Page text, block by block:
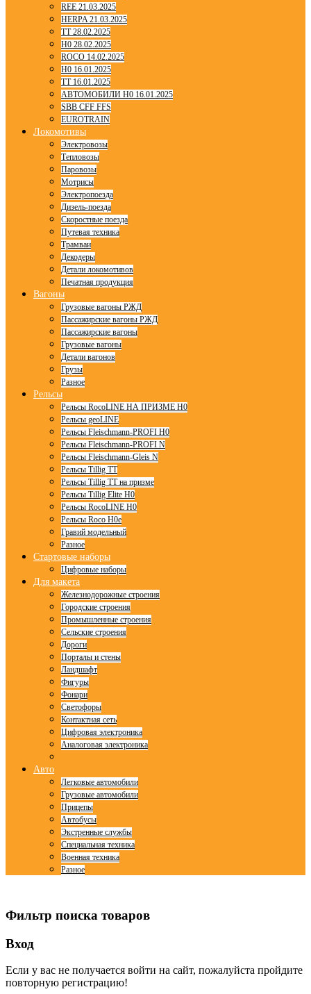
REE 21.03.2025
HERPA 21.03.2025
TT 28.02.2025
H0 28.02.2025
ROCO 14.02.2025
H0 16.01.2025
TT 16.01.2025
АВТОМОБИЛИ H0 16.01.2025
SBB CFF FFS
EUROTRAIN
Локомотивы
Электровозы
Тепловозы
Паровозы
Мотрисы
Электропоезда
Дизель-поезда
Скоростные поезда
Путевая техника
Трамваи
Декодеры
Детали локомотивов
Печатная продукция
Вагоны
Грузовые вагоны РЖД
Пассажирские вагоны РЖД
Пассажирские вагоны
Грузовые вагоны
Детали вагонов
Грузы
Разное
Рельсы
Рельсы RocoLINE НА ПРИЗМЕ H0
Рельсы geoLINE
Рельсы Fleischmann-PROFI H0
Рельсы Fleischmann-PROFI N
Рельсы Fleischmann-Gleis N
Рельсы Tillig TT
Рельсы Tillig TT на призме
Рельсы Tillig Elite H0
Рельсы RocoLINE H0
Рельсы Roco H0e
Гравий модельный
Разное
Стартовые наборы
Цифровые наборы
Для макета
Железнодорожные строения
Городские строения
Промышленные строения
Сельские строения
Дороги
Порталы и стены
Ландшафт
Фигуры
Фонари
Светофоры
Контактная сеть
Цифровая электроника
Аналоговая электроника
Авто
Легковые автомобили
Грузовые автомобили
Прицепы
Автобусы
Экстренные службы
Специальная техника
Военная техника
Разное
Фильтр поиска товаров
Вход
Если у вас не получается войти на сайт, пожалуйста пройдите
повторную регистрацию!